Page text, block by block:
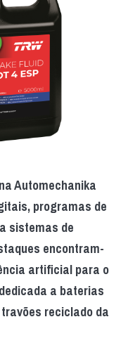
Automechanika
programas de
sistemas de
encontram-
artificial para o
a baterias
reciclado da